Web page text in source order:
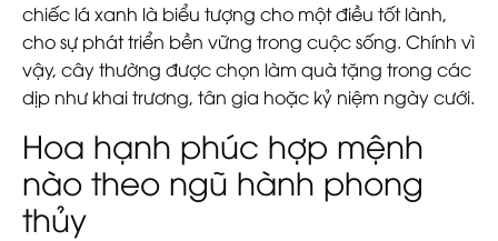
chiếc lá xanh là biểu tượng cho một điều tốt lành,
cho sự phát triển bền vững trong cuộc sống. Chính vì
vậy, cây thường được chọn làm quà tặng trong các
dịp như khai trương, tân gia hoặc kỷ niệm ngày cưới.
Hoa hạnh phúc hợp mệnh
nào theo ngũ hành phong
thủy